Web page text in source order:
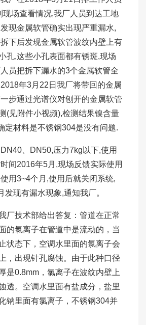
现场查看情况,我厂人员到达工地
现金属软管确实出现严重漏水,
下后发现金属软管波纹内壁上有
孔,这些小孔表面都有锈斑,现场
员把拆下漏水的3个金属软管全
年3月22日我厂将带回的金属
步通过光谱仪对刨开的金属软管
(见附件小视频),检测结果镍含量
定材料是不锈钢304是没有问题.
、DN50,压力7kg以下,使用
间2016年5月,现场反馈实际使用
用3~4个月,使用后就关闭系统,
发现有漏水现象,通知我厂。
厂技术部给出答复：管道在正常
的氯离子在管道中是流动的，当
状态下，空调水里面的氯离子会
，出现针孔腐蚀。由于此种口径
是0.8mm，氯离子在波纹内壁上
透。空调水里面有盐成分，盐里
钠里面有氯离子，不锈钢304并